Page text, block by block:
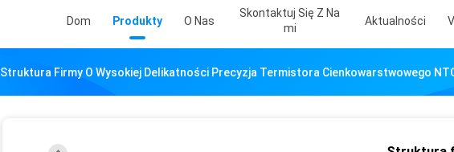
Dom Produkty O Nas
Skontaktuj Się Z Na
Mi
Aktualności
Struktura Firmy O Wysokiej Delikatności Precyzja Termistora Cienkowarstwowego